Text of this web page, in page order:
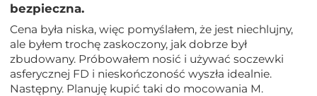
bezpieczna.
Cena była niska, więc pomyślałem, że jest niechlujny,
ale byłem trochę zaskoczony, jak dobrze był
zbudowany. Próbowałem nosić i używać soczewki
asferycznej FD i nieskończoność wyszła idealnie.
Następny. Planuję kupić taki do mocowania M.